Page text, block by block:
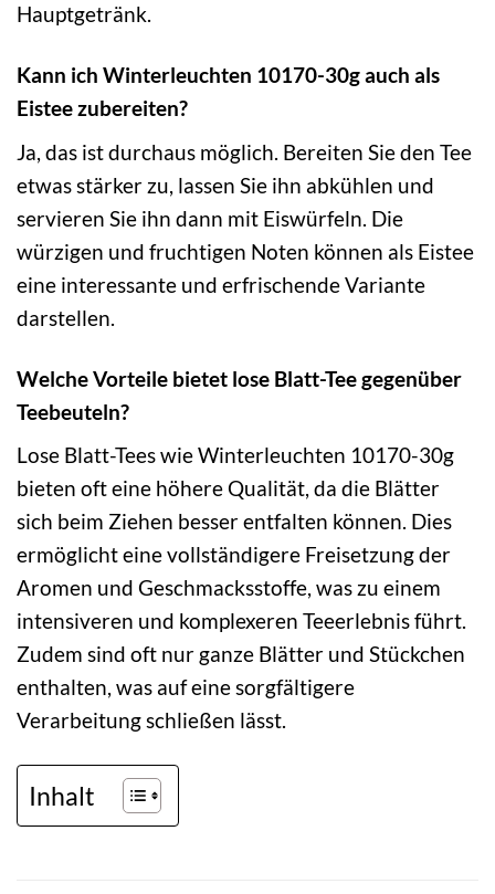
Hauptgetränk.
Kann ich Winterleuchten 10170-30g auch als
Eistee zubereiten?
Ja, das ist durchaus möglich. Bereiten Sie den Tee
etwas stärker zu, lassen Sie ihn abkühlen und
servieren Sie ihn dann mit Eiswürfeln. Die
würzigen und fruchtigen Noten können als Eistee
eine interessante und erfrischende Variante
darstellen.
Welche Vorteile bietet lose Blatt-Tee gegenüber
Teebeuteln?
Lose Blatt-Tees wie Winterleuchten 10170-30g
bieten oft eine höhere Qualität, da die Blätter
sich beim Ziehen besser entfalten können. Dies
ermöglicht eine vollständigere Freisetzung der
Aromen und Geschmacksstoffe, was zu einem
intensiveren und komplexeren Teeerlebnis führt.
Zudem sind oft nur ganze Blätter und Stückchen
enthalten, was auf eine sorgfältigere
Verarbeitung schließen lässt.
Inhalt